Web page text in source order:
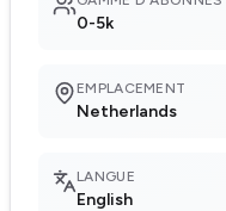
0-5k
EMPLACEMENT
Netherlands
LANGUE
English